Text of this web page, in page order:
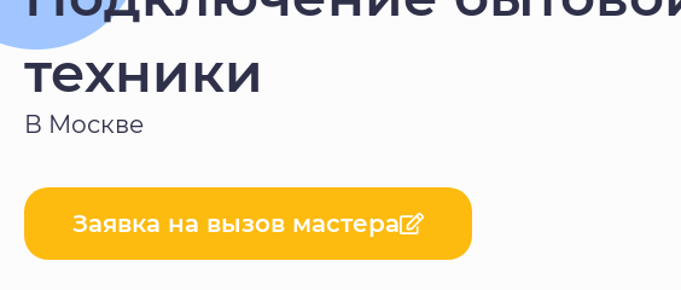
техники
В Москве
Заявка на вызов мастера